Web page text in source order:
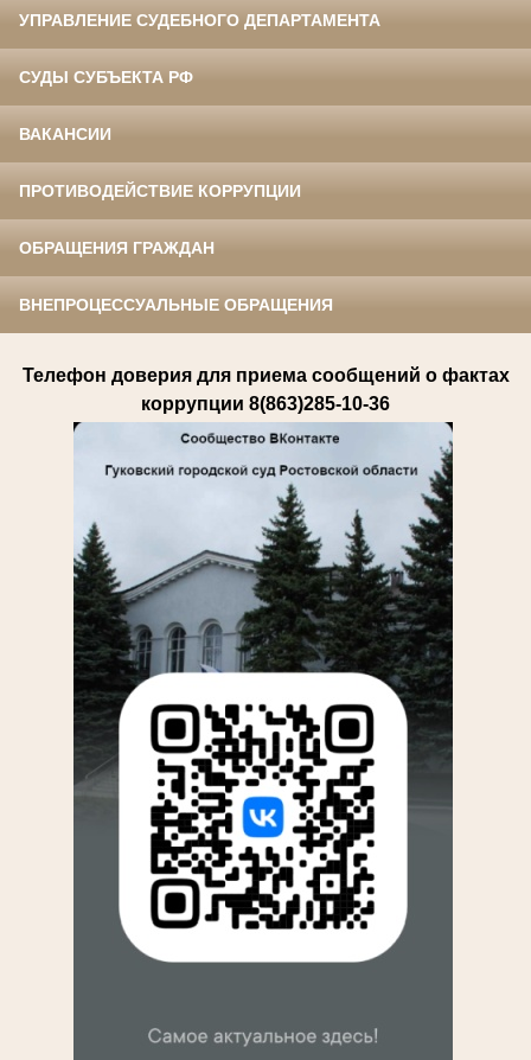
УПРАВЛЕНИЕ СУДЕБНОГО ДЕПАРТАМЕНТА
СУДЫ СУБЪЕКТА РФ
ВАКАНСИИ
ПРОТИВОДЕЙСТВИЕ КОРРУПЦИИ
ОБРАЩЕНИЯ ГРАЖДАН
ВНЕПРОЦЕССУАЛЬНЫЕ ОБРАЩЕНИЯ
Телефон доверия для приема сообщений о фактах
коррупции 8(863)285-10-36